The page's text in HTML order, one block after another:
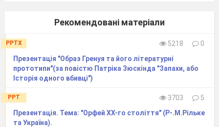
відповідає:
«Краще
рідної
Платон
Воронько
Рекомендовані матеріали
PPTX 5218
0
Презентація "Образ Гренуя та його літературні
прототипи"(за повістю Патріка Зюскінда "Запахи, або
Історія одного вбивці")
PPT 3703
5
Презентація. Тема: "Орфей ХХ-го століття" (Р-.М.Рільке
та Україна).